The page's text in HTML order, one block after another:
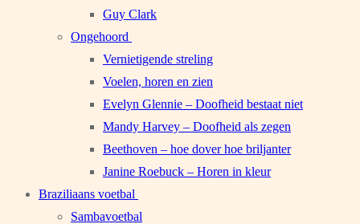
Guy Clark
Ongehoord
Vernietigende streling
Voelen, horen en zien
Evelyn Glennie – Doofheid bestaat niet
Mandy Harvey – Doofheid als zegen
Beethoven – hoe dover hoe briljanter
Janine Roebuck – Horen in kleur
Braziliaans voetbal
Sambavoetbal